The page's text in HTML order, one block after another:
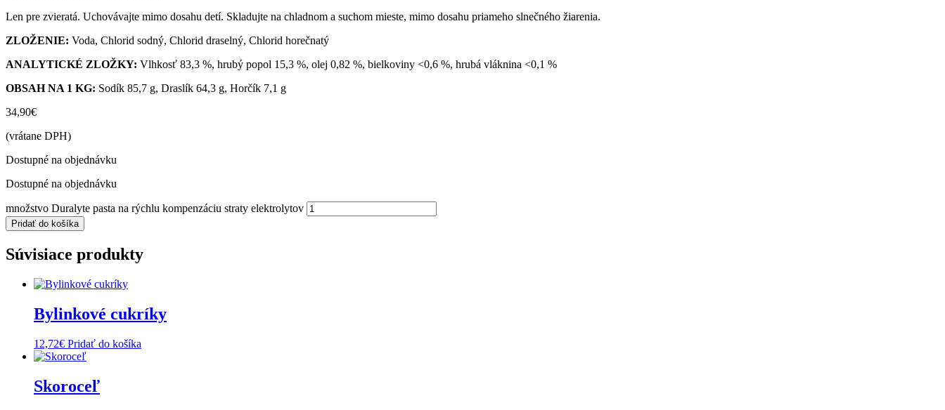
Len pre zvieratá. Uchovávajte mimo dosahu detí. Skladujte na chladnom a suchom mieste, mimo dosahu priameho slnečného žiarenia.
ZLOŽENIE: Voda, Chlorid sodný, Chlorid draselný, Chlorid horečnatý
ANALYTICKÉ ZLOŽKY: Vlhkosť 83,3 %, hrubý popol 15,3 %, olej 0,82 %, bielkoviny <0,6 %, hrubá vláknina <0,1 %
OBSAH NA 1 KG: Sodík 85,7 g, Draslík 64,3 g, Horčík 7,1 g
34,90€
(vrátane DPH)
Dostupné na objednávku
Dostupné na objednávku
množstvo Duralyte pasta na rýchlu kompenzáciu straty elektrolytov
Pridať do košíka
Súvisiace produkty
Bylinkové cukríky
12,72€ Pridať do košíka
Skoroceľ